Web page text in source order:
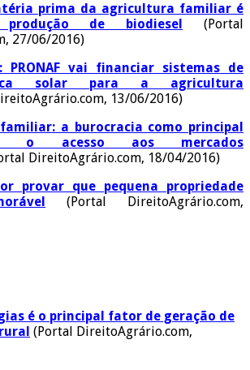
prima da agricultura familiar é
de biodiesel
(Portal
27/06/2016)
PRONAF vai financiar sistemas de
solar para a agricultura
13/06/2016)
a burocracia como principal
o acesso aos mercados
DireitoAgrário.com, 18/04/2016)
provar que pequena propriedade
(Portal DireitoAgrário.com,
é o principal fator de geração de
(Portal DireitoAgrário.com,